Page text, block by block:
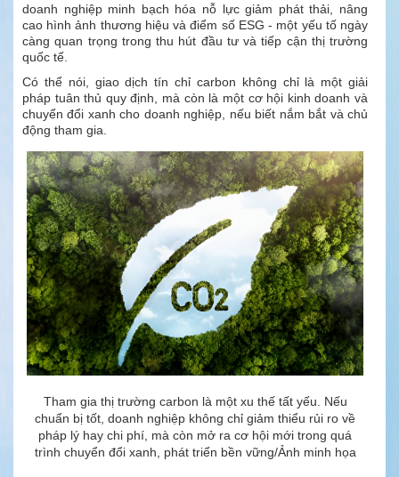
doanh nghiệp minh bạch hóa nỗ lực giảm phát thải, nâng
cao hình ảnh thương hiệu và điểm số ESG - một yếu tố ngày
càng quan trọng trong thu hút đầu tư và tiếp cận thị trường
quốc tế.
Có thể nói, giao dịch tín chỉ carbon không chỉ là một giải
pháp tuân thủ quy định, mà còn là một cơ hội kinh doanh và
chuyển đổi xanh cho doanh nghiệp, nếu biết nắm bắt và chủ
động tham gia.
Tham gia thị trường carbon là một xu thế tất yếu. Nếu
chuẩn bị tốt, doanh nghiệp không chỉ giảm thiểu rủi ro về
pháp lý hay chi phí, mà còn mở ra cơ hội mới trong quá
trình chuyển đổi xanh, phát triển bền vững/Ảnh minh họa